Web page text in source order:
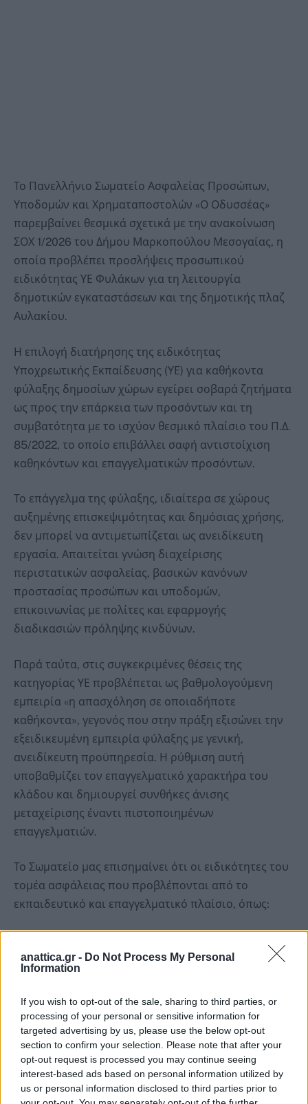
anattica.gr - Do Not Process My Personal
Information
If you wish to opt-out of the sale, sharing to third parties, or
processing of your personal or sensitive information for
targeted advertising by us, please use the below opt-out
section to confirm your selection. Please note that after your
opt-out request is processed you may continue seeing
interest-based ads based on personal information utilized by
us or personal information disclosed to third parties prior to
Το Πανελλήνιο Σωματείο Ασφαλείας Προσώπων,
Υποδομών και Χρηματαποστολών «Ο Οδυσσέας»
παρεμβαίνει θεσμικά σχετικά με την ανακοίνωση
ΣΟΧ 1/2026 του Δήμου Μαρκοπούλου Μεσογαίας, η
οποία προβλέπει προσλήψεις προσωπικού
ειδικότητας ΥΕ Φυλάκων για τη λειτουργία
δημοτικών εγκαταστάσεων και της δημοτικής πλαζ
Αυλακίου.
Η επιλογή διατήρησης της ειδικότητας
Υποχρεωτικής Εκπαίδευσης (ΥΕ) για καθήκοντα
φύλαξης δημοσίων χώρων εγείρει σοβαρά ζητήματα
ως προς την επάρκεια των προσόντων και τη
συμβατότητα με το ισχύον θεσμικό πλαίσιο του Π.Δ.
85/2022, το οποίο επιβάλλει σαφή αντιστοίχιση
καθηκόντων και επαγγελματικών προσόντων.
Το επάγγελμα της φύλαξης, ιδιαίτερα σε χώρους
αυξημένης επισκεψιμότητας και δημόσιας χρήσης,
δεν μπορεί να αντιμετωπίζεται ως ανειδίκευτη
εργασία. Απαιτείται γνώση διαχείρισης
περιστατικών ασφαλείας, βασικών κανόνων
προστασίας προσώπων και υποδομών,
επικοινωνίας με πολίτες και εφαρμογής
διαδικασιών πρόληψης κινδύνων.
Παρά ταύτα, στις συγκεκριμένες θέσεις της
κατηγορίας ΥΕ προβλέπεται ως βαθμολογούμενη
εμπειρία «η απασχόληση σε οποιαδήποτε
καθήκοντα», γεγονός που στην πράξη εξισώνει την
εξειδικευμένη εμπειρία φύλαξης με γενική,
ανειδίκευτη προϋπηρεσία. Η ρύθμιση αυτή
υποβαθμίζει τον επαγγελματικό χαρακτήρα του
κλάδου και δημιουργεί συνθήκες άνισης
μεταχείρισης έναντι πιστοποιημένων
επαγγελματιών.
Το Σωματείο μας επισημαίνει ότι οι ειδικότητες του
τομέα ασφάλειας που προβλέπονται από το
εκπαιδευτικό και επαγγελματικό πλαίσιο, όπως:
Στέλεχος Ασφάλειας Προσώπων και Υποδομών
Φύλακας Μουσείων και Αρχαιολογικών Χώρων
καθώς και οι αντίστοιχες άδειες εργασίας
προσωπικού ασφαλείας, αποτελούν το ελάχιστο
επίπεδο επαγγελματικής επάρκειας για θέσεις